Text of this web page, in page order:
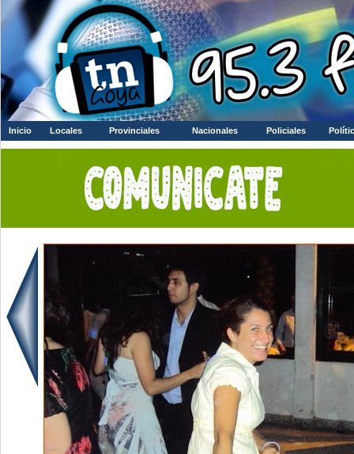
Inicio Locales Provinciales Nacionales Policiales